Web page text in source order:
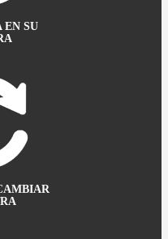
EN SU